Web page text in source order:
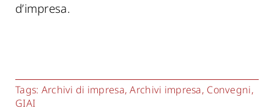
d’impresa.
Tags: Archivi di impresa,Archivi impresa, Convegni,
GIAI